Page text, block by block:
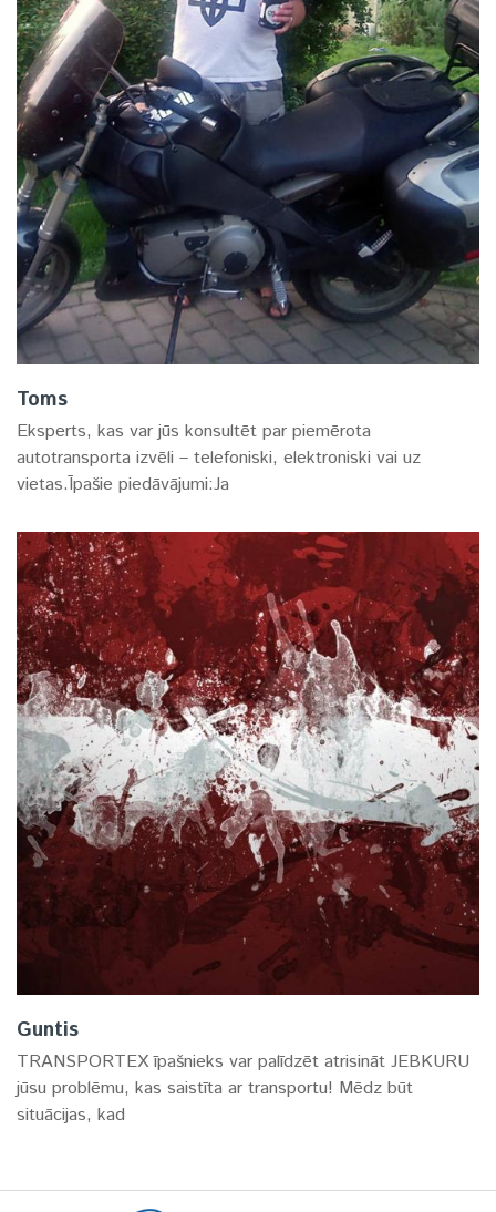
Toms
Eksperts, kas var jūs konsultēt par piemērota
autotransporta izvēli – telefoniski, elektroniski vai uz
vietas.Īpašie piedāvājumi:Ja
Guntis
TRANSPORTEX īpašnieks var palīdzēt atrisināt JEBKURU
jūsu problēmu, kas saistīta ar transportu! Mēdz būt
situācijas, kad